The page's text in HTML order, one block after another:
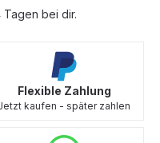
Tagen bei dir.
Flexible Zahlung
kaufen - später zahlen